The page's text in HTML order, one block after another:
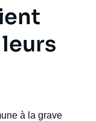
à la grave